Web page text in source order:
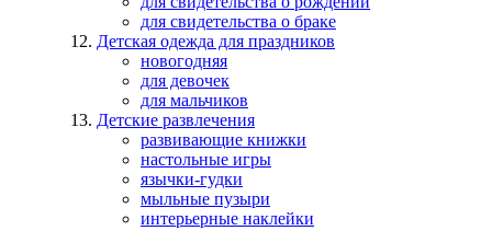
для свидетельства о браке
Детская одежда для праздников
новогодняя
для девочек
для мальчиков
Детские развлечения
развивающие книжки
настольные игры
язычки-гудки
мыльные пузыри
интерьерные наклейки